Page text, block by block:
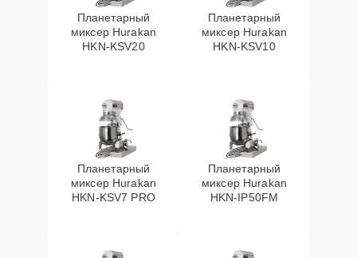
Планетарный
миксер Hurakan
HKN-KSV20
Планетарный
миксер Hurakan
HKN-KSV10
Планетарный
миксер Hurakan
HKN-KSV7 PRO
Планетарный
миксер Hurakan
HKN-IP50FM